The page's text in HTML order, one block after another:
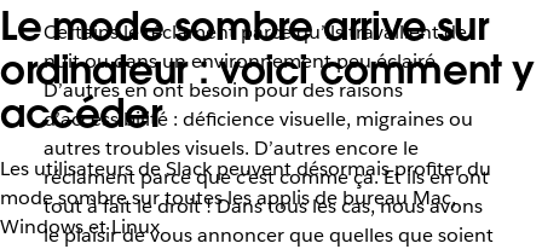
Le mode sombre arrive sur
ordinateur : voici comment y
accéder
Les utilisateurs de Slack peuvent désormais profiter du
mode sombre sur toutes les applis de bureau Mac,
Windows et Linux
Certains le réclament parce qu’ils travaillent de
nuit ou dans un environnement peu éclairé.
D’autres en ont besoin pour des raisons
d’accessibilité : déficience visuelle, migraines ou
autres troubles visuels. D’autres encore le
réclament parce que c’est comme ça. Et ils en ont
tout à fait le droit ! Dans tous les cas, nous avons
le plaisir de vous annoncer que quelles que soient